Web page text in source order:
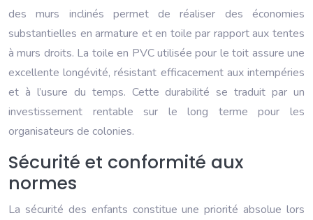
des murs inclinés permet de réaliser des économies
substantielles en armature et en toile par rapport aux tentes
à murs droits. La toile en PVC utilisée pour le toit assure une
excellente longévité, résistant efficacement aux intempéries
et à l’usure du temps. Cette durabilité se traduit par un
investissement rentable sur le long terme pour les
organisateurs de colonies.
Sécurité et conformité aux
normes
La sécurité des enfants constitue une priorité absolue lors